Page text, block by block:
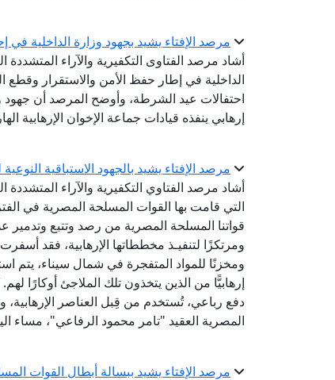
مرصد الإفتاء يشيد بجهود وزارة الداخلية في
أشاد مرصد الفتاوى التكفيرية والآراء المتشددة
الداخلية في إطار حفظ الأمن والاستقرار
احتفالات عيد الشرطة، وأوضح المرصد أن
إرهابي ينفذه قيادات جماعة الإخوان الإرهابية
مرصد الإفتاء يشيد بالجهود الاستباقية
أشاد مرصد الفتاوي التكفيرية والآراء المتشددة
قواتنا المسلحة المصرية من رصد وتتبع وتدمير
دفع رباعي، تُستخدم من قِبل العناصر
المصرية العقيد "تامر محمود الرفاعي"، مساء
مرصد الإفتاء يشيد ببسالة أبطال القوات